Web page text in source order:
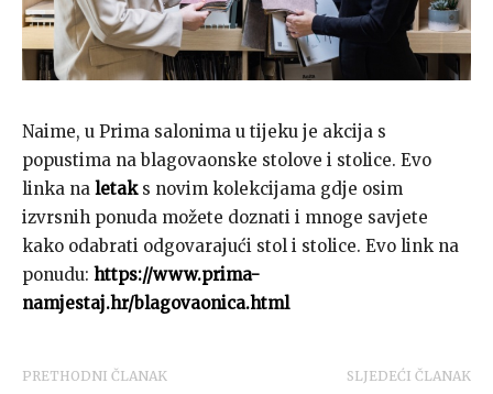
Naime, u Prima salonima u tijeku je akcija s
popustima na blagovaonske stolove i stolice. Evo
linka na letak s novim kolekcijama gdje osim
izvrsnih ponuda možete doznati i mnoge savjete
kako odabrati odgovarajući stol i stolice. Evo link na
ponudu: https://www.prima-
namjestaj.hr/blagovaonica.html
PRETHODNI ČLANAK SLJEDEĆI ČLANAK